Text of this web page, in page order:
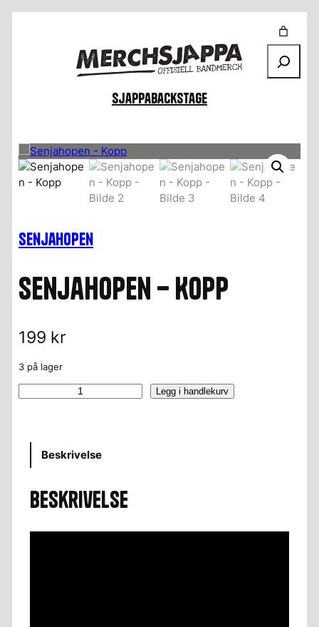
SjappaBackstage
Senjahopen
Senjahopen – Kopp
199 kr
3 på lager
Legg i handlekurv
Beskrivelse
Beskrivelse